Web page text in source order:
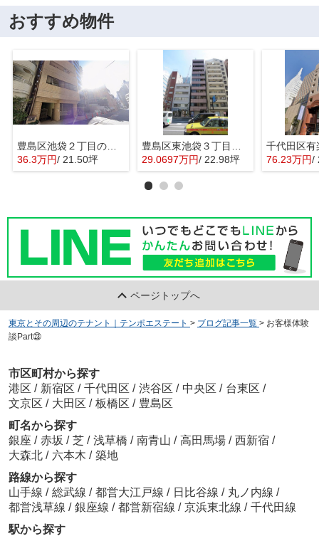
おすすめ物件
豊島区池袋２丁目の店舗事務所
36.3万円/ 21.50坪
豊島区東池袋３丁目の事務所
29.0697万円/ 22.98坪 76.23万円/
ページトップへ
東京とその周辺のテナント｜テンポエステート > ブログ記事一覧 > お客様体験
談Part㉓
市区町村から探す
港区 / 新宿区 / 千代田区 / 渋谷区 / 中央区 / 台東区 /
文京区 / 大田区 / 板橋区 / 豊島区
町名から探す
銀座 / 赤坂 / 芝 / 浅草橋 / 南青山 / 高田馬場 / 西新宿 /
大森北 / 六本木 / 築地
路線から探す
山手線 / 総武線 / 都営大江戸線 / 日比谷線 / 丸ノ内線 /
都営浅草線 / 銀座線 / 都営新宿線 / 京浜東北線 / 千代田線
駅から探す